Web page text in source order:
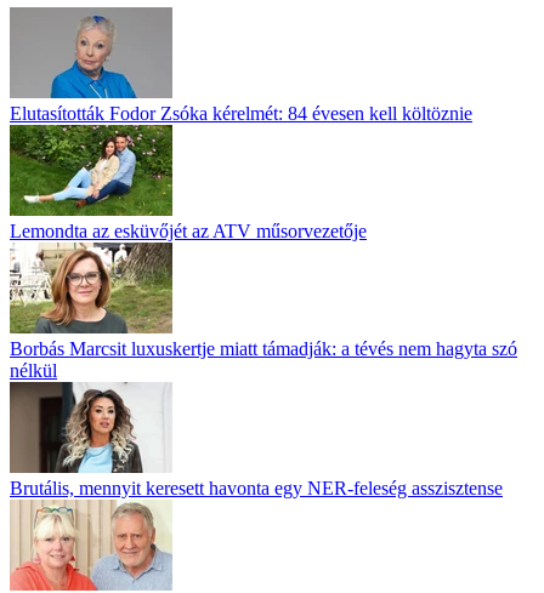
Elutasították Fodor Zsóka kérelmét: 84 évesen kell költöznie
Lemondta az esküvőjét az ATV műsorvezetője
Borbás Marcsit luxuskertje miatt támadják: a tévés nem hagyta szó
nélkül
Brutális, mennyit keresett havonta egy NER-feleség asszisztense